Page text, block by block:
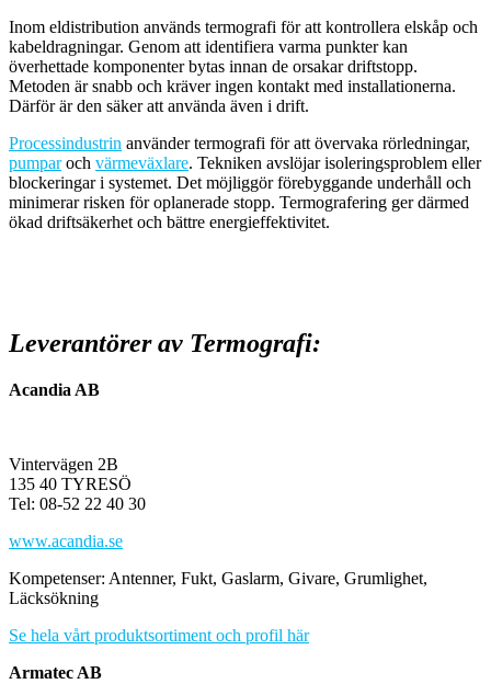
Inom eldistribution används termografi för att kontrollera elskåp och
kabeldragningar. Genom att identifiera varma punkter kan
överhettade komponenter bytas innan de orsakar driftstopp.
Metoden är snabb och kräver ingen kontakt med installationerna.
Därför är den säker att använda även i drift.
Processindustrin använder termografi för att övervaka rörledningar,
pumparoch värmeväxlare. Tekniken avslöjar isoleringsproblem eller
blockeringar i systemet. Det möjliggör förebyggande underhåll och
minimerar risken för oplanerade stopp. Termografering ger därmed
ökad driftsäkerhet och bättre energieffektivitet.
Leverantörer av Termografi:
Acandia AB
Vintervägen 2B
135 40 TYRESÖ
Tel: 08-52 22 40 30
www.acandia.se
Kompetenser: Antenner, Fukt, Gaslarm, Givare, Grumlighet,
Läcksökning
Se hela vårt produktsortiment och profil här
Armatec AB